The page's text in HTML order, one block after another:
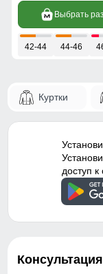
Выбрать
42-44 44-46
Куртки
доступ
Консультация